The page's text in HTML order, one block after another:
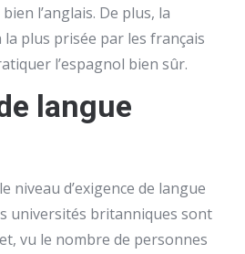
l’anglais. De plus, la
plus prisée par les français
l’espagnol bien sûr.
langue
niveau d’exigence de langue
universités britanniques sont
vu le nombre de personnes